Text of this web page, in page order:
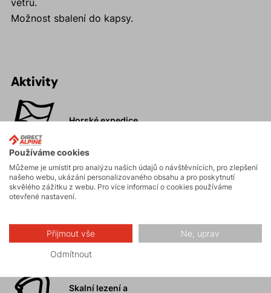
větru.
Možnost sbalení do kapsy.
Aktivity
Horské expedice
Ledolezení
Turistika
Skalní lezení a
Používáme cookies
Můžeme je umístit pro analýzu našich údajů o návštěvnících, pro zlepšení
našeho webu, ukázání personalizovaného obsahu a pro poskytnutí
skvělého zážitku z webu. Pro více informací o cookies používáme
otevřené nastavení.
Přijmout vše Ne, uprav
Odmítnout